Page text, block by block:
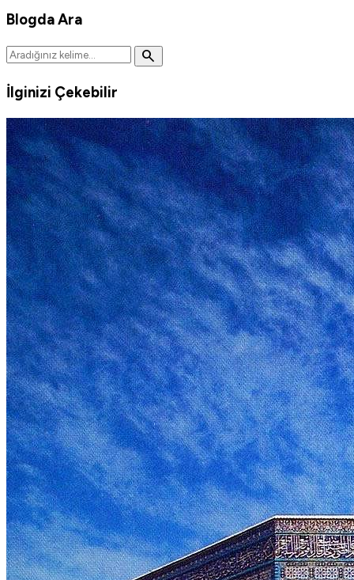
Blogda Ara
search
İlginizi Çekebilir